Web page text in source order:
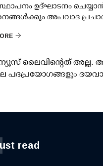
ഉദ്ഘാടനം
അപവാദ
ലൈവിന്റെത്
പദപ്രയോഗങ്ങളും
read